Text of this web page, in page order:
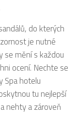
do kterých
je nutné
mění s každou
ocení. Nechte se
Spa hotelu
tu nejlepší
nehty a zároveň